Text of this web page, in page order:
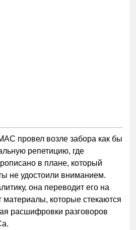
провел возле забора как бы
репетицию, где
в плане, который
не удостоили вниманием.
она переводит его на
материалы, которые стекаются
расшифровки разговоров